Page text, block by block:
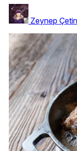
Zeynep Çetin